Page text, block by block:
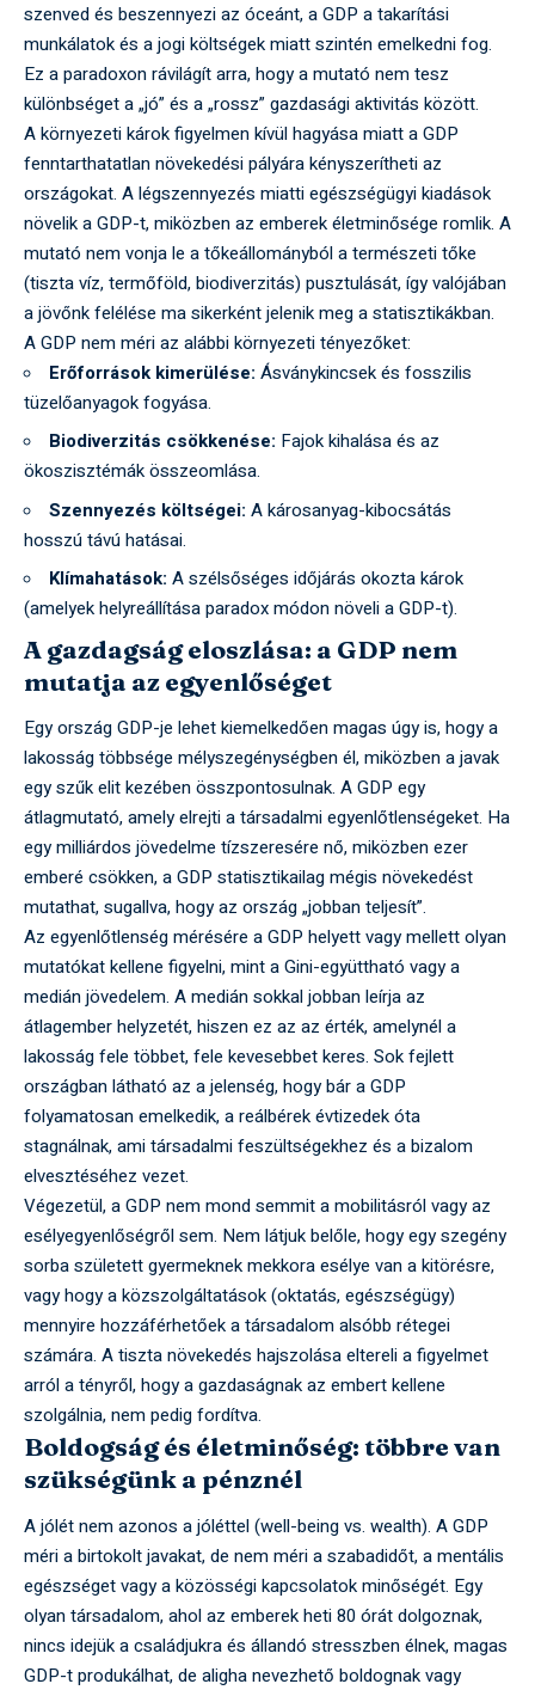
szenved és beszennyezi az óceánt, a GDP a takarítási
munkálatok és a jogi költségek miatt szintén emelkedni fog.
Ez a paradoxon rávilágít arra, hogy a mutató nem tesz
különbséget a „jó” és a „rossz” gazdasági aktivitás között.
A környezeti károk figyelmen kívül hagyása miatt a GDP
fenntarthatatlan növekedési pályára kényszerítheti az
országokat. A légszennyezés miatti egészségügyi kiadások
növelik a GDP-t, miközben az emberek életminősége romlik. A
mutató nem vonja le a tőkeállományból a természeti tőke
(tiszta víz, termőföld, biodiverzitás) pusztulását, így valójában
a jövőnk felélése ma sikerként jelenik meg a statisztikákban.
A GDP nem méri az alábbi környezeti tényezőket:
Erőforrások kimerülése: Ásványkincsek és fosszilis
tüzelőanyagok fogyása.
Biodiverzitás csökkenése: Fajok kihalása és az
ökoszisztémák összeomlása.
Szennyezés költségei: A károsanyag-kibocsátás
hosszú távú hatásai.
Klímahatások: A szélsőséges időjárás okozta károk
(amelyek helyreállítása paradox módon növeli a GDP-t).
A gazdagság eloszlása: a GDP nem
mutatja az egyenlőséget
Egy ország GDP-je lehet kiemelkedően magas úgy is, hogy a
lakosság többsége mélyszegénységben él, miközben a javak
egy szűk elit kezében összpontosulnak. A GDP egy
átlagmutató, amely elrejti a társadalmi egyenlőtlenségeket. Ha
egy milliárdos jövedelme tízszeresére nő, miközben ezer
emberé csökken, a GDP statisztikailag mégis növekedést
mutathat, sugallva, hogy az ország „jobban teljesít”.
Az egyenlőtlenség mérésére a GDP helyett vagy mellett olyan
mutatókat kellene figyelni, mint a Gini-együttható vagy a
medián jövedelem. A medián sokkal jobban leírja az
átlagember helyzetét, hiszen ez az az érték, amelynél a
lakosság fele többet, fele kevesebbet keres. Sok fejlett
országban látható az a jelenség, hogy bár a GDP
folyamatosan emelkedik, a reálbérek évtizedek óta
stagnálnak, ami társadalmi feszültségekhez és a bizalom
elvesztéséhez vezet.
Végezetül, a GDP nem mond semmit a mobilitásról vagy az
esélyegyenlőségről sem. Nem látjuk belőle, hogy egy szegény
sorba született gyermeknek mekkora esélye van a kitörésre,
vagy hogy a közszolgáltatások (oktatás, egészségügy)
mennyire hozzáférhetőek a társadalom alsóbb rétegei
számára. A tiszta növekedés hajszolása eltereli a figyelmet
arról a tényről, hogy a gazdaságnak az embert kellene
szolgálnia, nem pedig fordítva.
Boldogság és életminőség: többre van
szükségünk a pénznél
A jólét nem azonos a jóléttel (well-being vs. wealth). A GDP
méri a birtokolt javakat, de nem méri a szabadidőt, a mentális
egészséget vagy a közösségi kapcsolatok minőségét. Egy
olyan társadalom, ahol az emberek heti 80 órát dolgoznak,
nincs idejük a családjukra és állandó stresszben élnek, magas
GDP-t produkálhat, de aligha nevezhető boldognak vagy